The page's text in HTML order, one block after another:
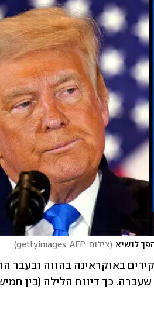
לנשיא (צילום: gettyimages, AFP )